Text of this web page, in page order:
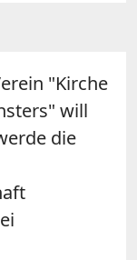
"Kirche
will
die